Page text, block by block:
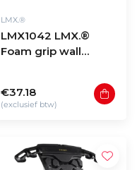
LMX.®
LMX1042 LMX.®
Foam grip wall
€37.18
(exclusief btw)